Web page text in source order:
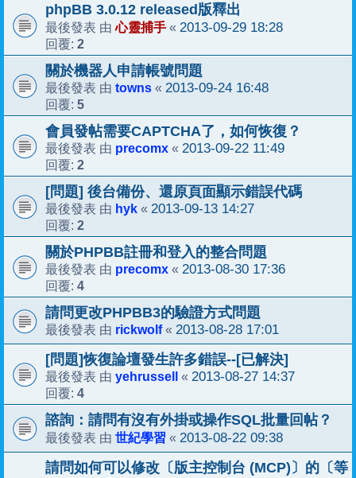
phpBB 3.0.12 released版釋出
最後發表 由心靈捕手 « 2013-09-29 18:28
回覆: 2
關於機器人申請帳號問題
最後發表 由 towns « 2013-09-24 16:48
回覆: 5
會員發帖需要CAPTCHA了，如何恢復？
最後發表 由 precomx « 2013-09-22 11:49
回覆: 2
[問題] 後台備份、還原頁面顯示錯誤代碼
最後發表 由 hyk « 2013-09-13 14:27
回覆: 2
關於PHPBB註冊和登入的整合問題
最後發表 由 precomx « 2013-08-30 17:36
回覆: 4
請問更改PHPBB3的驗證方式問題
最後發表 由 rickwolf« 2013-08-28 17:01
[問題]恢復論壇發生許多錯誤--[已解決]
最後發表 由 yehrussell « 2013-08-27 14:37
回覆: 4
諮詢：請問有沒有外掛或操作SQL批量回帖？
最後發表 由 世紀學習 « 2013-08-22 09:38
請問如何可以修改〔版主控制台 (MCP)〕的〔等